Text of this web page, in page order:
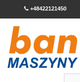
+48422121450